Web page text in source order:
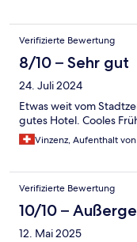
Verifizierte Bewertung
8/10 – Sehr gut
24. Juli 2024
Etwas weit vom
gutes Hotel. Cooles
Vinzenz, Aufenthalt von
Verifizierte Bewertung
10/10 –
12. Mai 2025